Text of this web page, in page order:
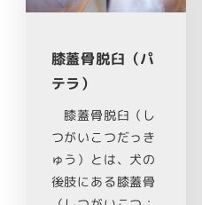
膝蓋骨脱臼（パ
テラ）
膝蓋骨脱臼（し
つがいこつだっき
ゅう）とは、犬の
後肢にある膝蓋骨